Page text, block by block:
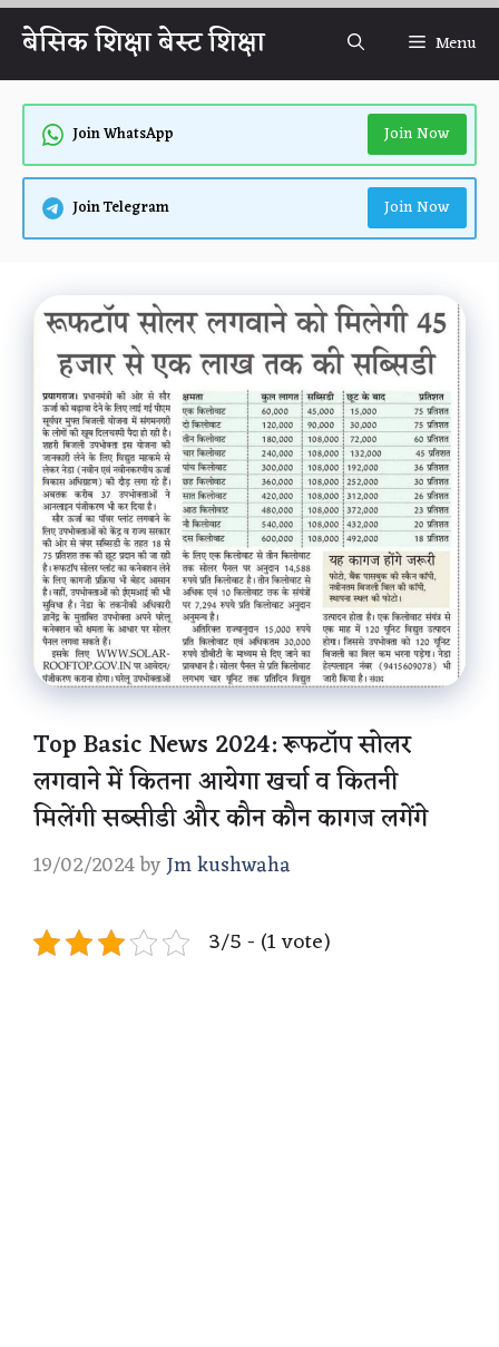
Skip
content
बेसिक शिक्षा बेस्ट शिक्षा Menu
Join WhatsApp Join Now
Join Telegram Join Now
Top Basic News 2024: रूफटॉप सोलर
लगवाने में कितना आयेगा खर्चा व कितनी
मिलेंगी सब्सीडी और कौन कौन कागज लगेंगे
19/02/2024byJm kushwaha
3/5 - (1 vote)